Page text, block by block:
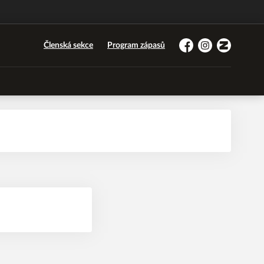
Členská sekce Program zápasů
FacebookInstagramZonerama